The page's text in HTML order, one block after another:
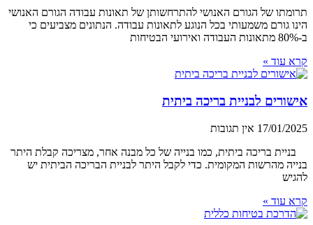
תרומתו של הגורם האנושי להתרחשותן של תאונות עבודה הגורם האנושי
הינו גורם משמעותי בכל הנוגע לתאונות עבודה. הנתונים מצביעים כי
ב-80% מתאונות העבודה ואירועי הבטיחות
קרא עוד »
אישורים לבניית בריכה ביתית
17/01/2025 אין תגובות
בניית בריכה ביתית, כמו בנייה של כל מבנה אחר, מצריכה קבלת היתר
בנייה מהרשות המקומית. כדי לקבל היתר לבניית הבריכה הביתית יש
להגיש
קרא עוד »